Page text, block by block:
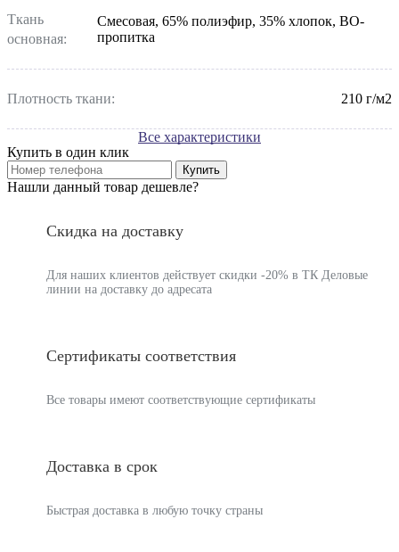
Ткань
основная:
Смесовая, 65% полиэфир, 35% хлопок, ВО-
пропитка
Плотность ткани: 210 г/м2
Все характеристики
Купить в один клик
Купить
Нашли данный товар дешевле?
Скидка на доставку
Для наших клиентов действует скидки -20% в ТК Деловые
линии на доставку до адресата
Сертификаты соответствия
Все товары имеют соответствующие сертификаты
Доставка в срок
Быстрая доставка в любую точку страны